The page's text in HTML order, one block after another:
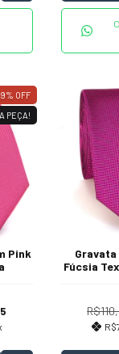
9% OFF
PEÇA!
Pink
Fúcsia